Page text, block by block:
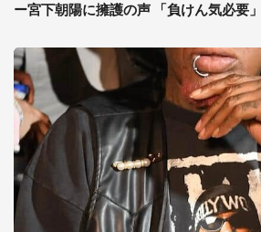
ー宮下朝陽に擁護の声 「負けん気必要